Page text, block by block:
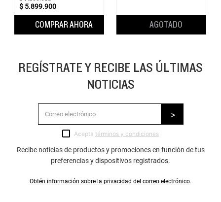
$ 5.899.900
COMPRAR AHORA AGOTADO
REGÍSTRATE Y RECIBE LAS ÚLTIMAS
NOTICIAS
Acepta términos y condiciones
Recibe noticias de productos y promociones en función de tus
preferencias y dispositivos registrados.
Obtén información sobre la privacidad del correo electrónico.